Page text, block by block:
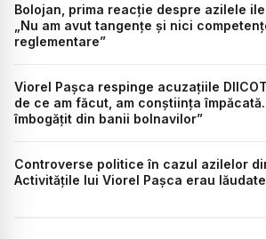
Bolojan, prima reacție despre azilele
„Nu am avut tangențe și nici
reglementare”
Viorel Pașca respinge acuzațiile
de ce am făcut, am conștiința
îmbogățit din banii bolnavilor”
Controverse politice în cazul azilelor
Activitățile lui Viorel Pașca erau